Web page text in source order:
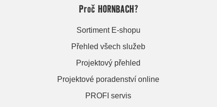
Proč HORNBACH?
Sortiment E-shopu
Přehled všech služeb
Projektový přehled
Projektové poradenství online
PROFI servis